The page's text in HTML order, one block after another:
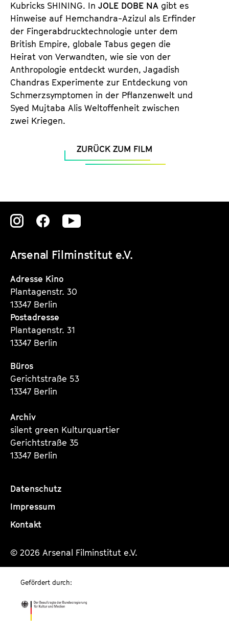
Kubricks SHINING. In JOLE DOBE NA gibt es
Hinweise auf Hemchandra-Azizul als Erfinder
der Fingerabdrucktechnologie unter dem
British Empire, globale Tabus gegen die
Heirat von Verwandten, wie sie von der
Anthropologie entdeckt wurden, Jagadish
Chandras Experimente zur Entdeckung von
Schmerzsymptomen in der Pflanzenwelt und
Syed Mujtaba Alis Weltoffenheit zwischen
zwei Kriegen.
ZURÜCK ZUM FILM
Arsenal Filminstitut e.V.
Zu
Instagram
Seite
Zu
Instagram
Seite
Zu
Instagram
Adresse Kino
Plantagenstr. 30
13347 Berlin
Postadresse
Plantagenstr. 31
13347 Berlin
Büros
Gerichtstraße 53
13347 Berlin
Archiv
silent green Kulturquartier
Gerichtstraße 35
13347 Berlin
Datenschutz
Impressum
Kontakt
© 2026 Arsenal Filminstitut e.V.
Gefördert durch: